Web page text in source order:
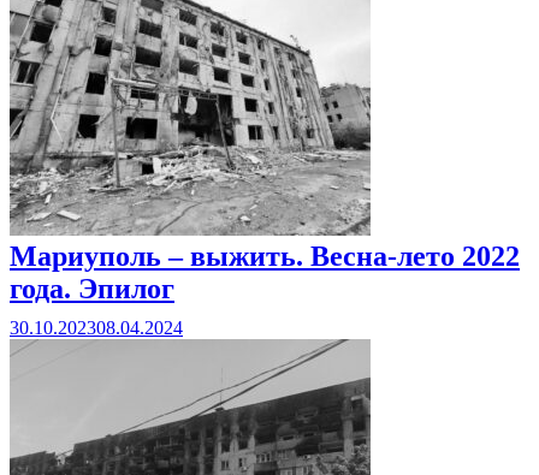
Мариуполь – выжить. Весна-лето 2022
года. Эпилог
30.10.202308.04.2024